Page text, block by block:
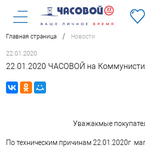
Главная страница / Новости
22.01.2020
22.01.2020 ЧАСОВОЙ на
Уважакмые
По техническим причинам 22.01.2020г